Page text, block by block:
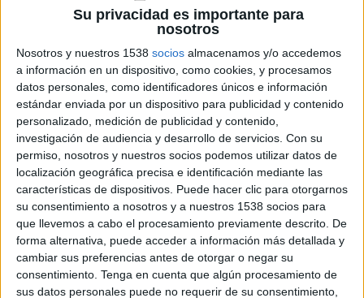
Su privacidad es importante para
nosotros
Nosotros y nuestros 1538 socios almacenamos y/o accedemos
a información en un dispositivo, como cookies, y procesamos
datos personales, como identificadores únicos e información
estándar enviada por un dispositivo para publicidad y contenido
personalizado, medición de publicidad y contenido,
investigación de audiencia y desarrollo de servicios. Con su
permiso, nosotros y nuestros socios podemos utilizar datos de
localización geográfica precisa e identificación mediante las
características de dispositivos. Puede hacer clic para otorgarnos
su consentimiento a nosotros y a nuestros 1538 socios para
que llevemos a cabo el procesamiento previamente descrito. De
forma alternativa, puede acceder a información más detallada y
cambiar sus preferencias antes de otorgar o negar su
consentimiento. Tenga en cuenta que algún procesamiento de
sus datos personales puede no requerir de su consentimiento,
Modern Art (MOMA) de Nova York. Allà s'hi va
estar fins als anys 70, quan es va subhastar i va
anar a parar a mans del col·leccionista privat
que, precisament, l'ha venut ara a la fundació.
Per exprés desig del col·leccionista, no ha
transcendit ni el seu nom ni l'import de la
compra.
En l'època que Dalí va pintar el quadre, l'artista
i la seva musa, Gala, alternaven les estades a
Port-lligat amb visites a cases d'amics arreu
d'Europa. Va ser en una d'aquestes visites que el